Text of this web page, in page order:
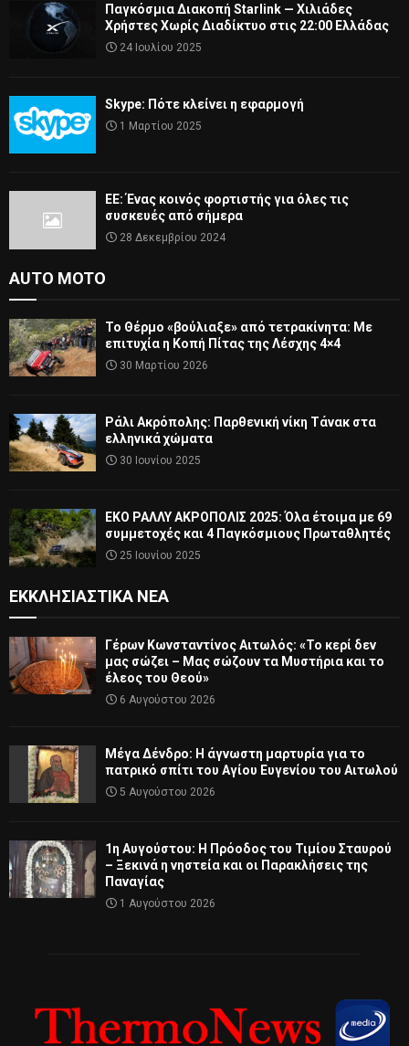
Παγκόσμια Διακοπή Starlink — Χιλιάδες
Χρήστες Χωρίς Διαδίκτυο στις 22:00 Ελλάδας
24 Ιουλίου 2025
Skype: Πότε κλείνει η εφαρμογή
1 Μαρτίου 2025
ΕΕ: Ένας κοινός φορτιστής για όλες τις
συσκευές από σήμερα
28 Δεκεμβρίου 2024
AUTO MOTO
Το Θέρμο «βούλιαξε» από τετρακίνητα: Με
επιτυχία η Κοπή Πίτας της Λέσχης 4×4
30 Μαρτίου 2026
Ράλι Ακρόπολης: Παρθενική νίκη Τάνακ στα
ελληνικά χώματα
30 Ιουνίου 2025
ΕΚΟ ΡΑΛΛΥ ΑΚΡΟΠΟΛΙΣ 2025: Όλα έτοιμα με 69
συμμετοχές και 4 Παγκόσμιους Πρωταθλητές
25 Ιουνίου 2025
ΕΚΚΛΗΣΙΑΣΤΙΚΆ ΝΈΑ
Γέρων Κωνσταντίνος Αιτωλός: «Το κερί δεν
μας σώζει – Μας σώζουν τα Μυστήρια και το
έλεος του Θεού»
6 Αυγούστου 2026
Μέγα Δένδρο: Η άγνωστη μαρτυρία για το
πατρικό σπίτι του Αγίου Ευγενίου του Αιτωλού
5 Αυγούστου 2026
1η Αυγούστου: Η Πρόοδος του Τιμίου Σταυρού
– Ξεκινά η νηστεία και οι Παρακλήσεις της
Παναγίας
1 Αυγούστου 2026